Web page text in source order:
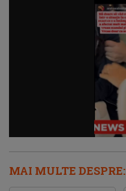
MAI MULTE DESPRE: